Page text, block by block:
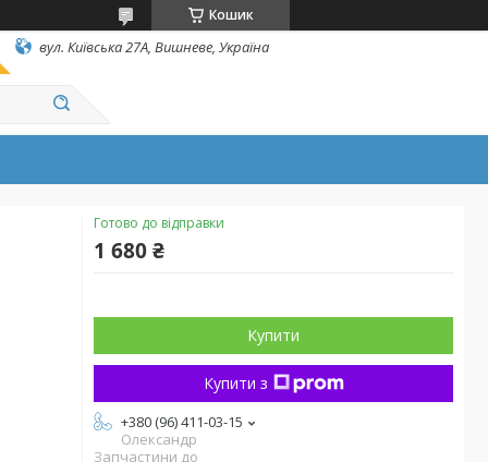
Кошик
вул. Київська 27А, Вишневе, Україна
Готово до відправки
1 680 ₴
Купити
Купити з
+380 (96) 411-03-15
Олександр
Запчастини до